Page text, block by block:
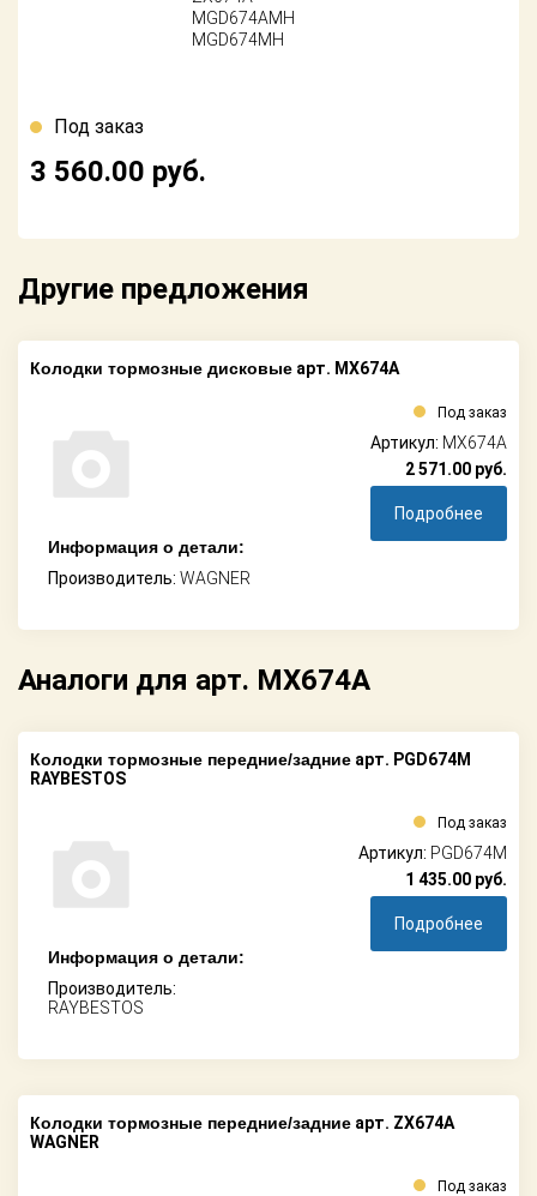
Акции
MGD674AMH
MGD674MH
Под заказ
3 560.00 руб.
Другие предложения
Колодки тормозные дисковые арт. MX674A
Информация о детали:
Производитель: WAGNER
Под заказ
Артикул: MX674A
2 571.00 руб.
Подробнее
Аналоги для арт. MX674A
Колодки тормозные передние/задние арт. PGD674M
RAYBESTOS
Информация о детали:
Производитель:
RAYBESTOS
Под заказ
Артикул: PGD674M
1 435.00 руб.
Подробнее
Колодки тормозные передние/задние арт. ZX674A
WAGNER
Под заказ